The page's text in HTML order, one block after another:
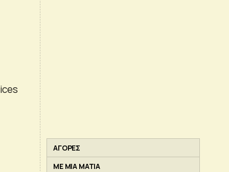
ΑΓΟΡΕΣ
ΜΕ ΜΙΑ ΜΑΤΙΑ